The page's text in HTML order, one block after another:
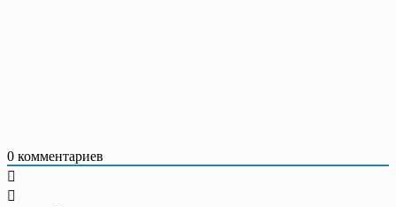
0 комментариев